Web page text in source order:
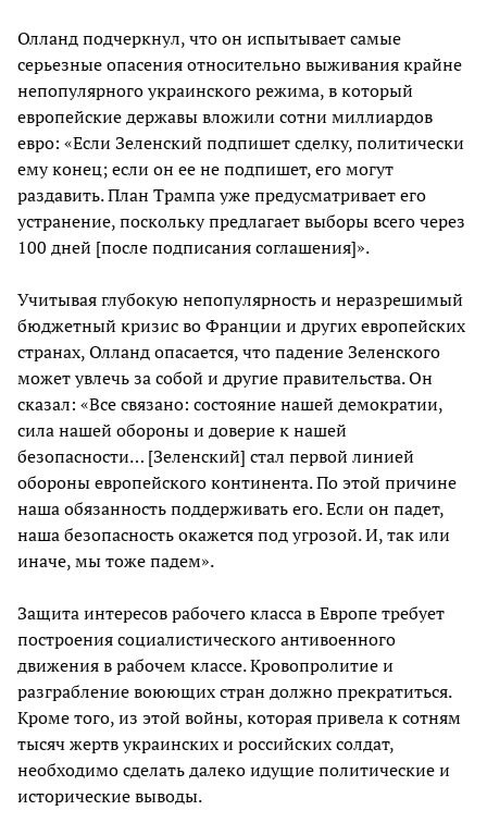
Олланд подчеркнул, что он испытывает самые
серьезные опасения относительно выживания крайне
непопулярного украинского режима, в который
европейские державы вложили сотни миллиардов
евро: «Если Зеленский подпишет сделку, политически
ему конец; если он ее не подпишет, его могут
раздавить. План Трампа уже предусматривает его
устранение, поскольку предлагает выборы всего через
100 дней [после подписания соглашения]».
Учитывая глубокую непопулярность и неразрешимый
бюджетный кризис во Франции и других европейских
странах, Олланд опасается, что падение Зеленского
может увлечь за собой и другие правительства. Он
сказал: «Все связано: состояние нашей демократии,
сила нашей обороны и доверие к нашей
безопасности… [Зеленский] стал первой линией
обороны европейского континента. По этой причине
наша обязанность поддерживать его. Если он падет,
наша безопасность окажется под угрозой. И, так или
иначе, мы тоже падем».
Защита интересов рабочего класса в Европе требует
построения социалистического антивоенного
движения в рабочем классе. Кровопролитие и
разграбление воюющих стран должно прекратиться.
Кроме того, из этой войны, которая привела к сотням
тысяч жертв украинских и российских солдат,
необходимо сделать далеко идущие политические и
исторические выводы.